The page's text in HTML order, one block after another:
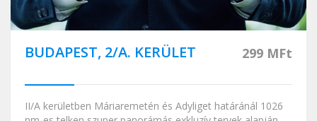
BUDAPEST, 2/A. KERÜLET 299 MFt
II/A kerületben Máriaremetén és Adyliget határánál 1026